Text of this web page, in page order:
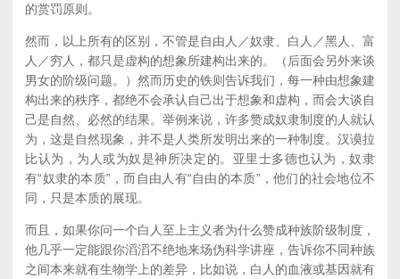
的赏罚原则。
然而，以上所有的区别，不管是自由人／奴隶、白人／黑人、富
人／穷人，都只是虚构的想象所建构出来的。（后面会另外来谈
男女的阶级问题。）然而历史的铁则告诉我们，每一种由想象建
构出来的秩序，都绝不会承认自己出于想象和虚构，而会大谈自
己是自然、必然的结果。举例来说，许多赞成奴隶制度的人就认
为，这是自然现象，并不是人类所发明出来的一种制度。汉谟拉
比认为，为人或为奴是神所决定的。亚里士多德也认为，奴隶
有“奴隶的本质”，而自由人有“自由的本质”，他们的社会地位不
同，只是本质的展现。
而且，如果你问一个白人至上主义者为什么赞成种族阶级制度，
他几乎一定能跟你滔滔不绝地来场伪科学讲座，告诉你不同种族
之间本来就有生物学上的差异，比如说，白人的血液或基因就有